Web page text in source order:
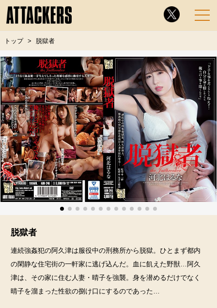
トップ 脱獄者
脱獄者
連続強姦犯の阿久津は服役中の刑務所から脱獄。ひとまず都内
の閑静な住宅街の一軒家に逃げ込んだ。血に飢えた野獣…阿久
津は、その家に住む人妻・晴子を強襲。身を潜めるだけでなく
晴子を溜まった性欲の捌け口にするのであった…